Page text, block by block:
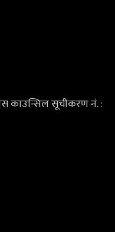
काउन्सिल सूचीकरण नं. :